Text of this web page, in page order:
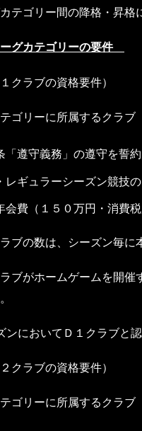
テゴリー間の降格・昇格
グカテゴリーの要件
クラブの資格要件）
ゴリーに所属するクラブ
「遵守義務」の遵守を誓
レギュラーシーズン競技
会費（１５０万円・消費
ブの数は、シーズン毎に
ブがホームゲームを開催
においてＤ１クラブと
クラブの資格要件）
ゴリーに所属するクラブ